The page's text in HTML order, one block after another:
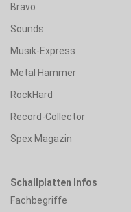
Bravo
Sounds
Musik-Express
Metal Hammer
RockHard
Record-Collector
Spex Magazin
Schallplatten Infos
Fachbegriffe